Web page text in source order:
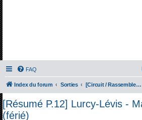
FAQ
Index du forum Sorties [Circuit / Rassemblement] La Sax' à Lurcy-Lévis - 15 Août 2017
[Résumé P.12] Lurcy-Lévis -
(férié)